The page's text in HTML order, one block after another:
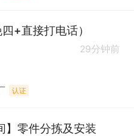
+直接打电话）
29分钟前
认证
】零件分拣及安装